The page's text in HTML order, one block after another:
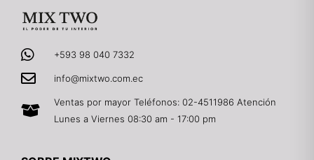
+593 98 040 7332
info@mixtwo.com.ec
Ventas por mayor Teléfonos: 02-4511986 Atención
Lunes a Viernes 08:30 am - 17:00 pm